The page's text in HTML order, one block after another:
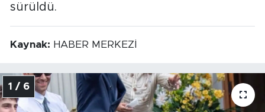
sürüldü.
Kaynak: HABER MERKEZİ
1 / 6